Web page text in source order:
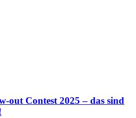
out Contest 2025 – das sind